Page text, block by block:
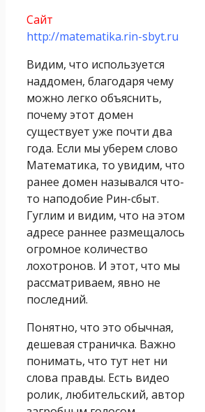
Сайт
http://matematika.rin-sbyt.ru
Видим, что используется
наддомен, благодаря чему
можно легко объяснить,
почему этот домен
существует уже почти два
года. Если мы уберем слово
Математика, то увидим, что
ранее домен назывался что-
то наподобие Рин-сбыт.
Гуглим и видим, что на этом
адресе раннее размещалось
огромное количество
лохотронов. И этот, что мы
рассматриваем, явно не
последний.
Понятно, что это обычная,
дешевая страничка. Важно
понимать, что тут нет ни
слова правды. Есть видео
ролик, любительский, автор